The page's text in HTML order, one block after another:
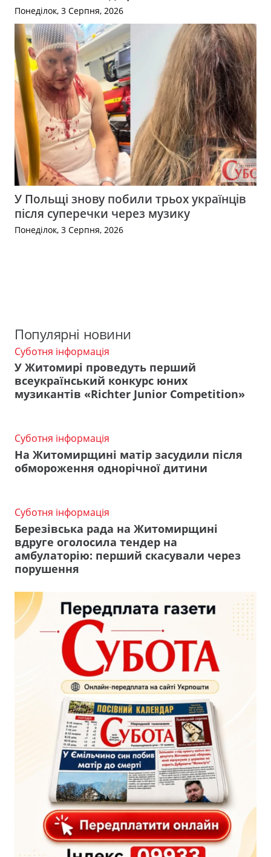
Понеділок, 3 Серпня, 2026
У Польщі знову побили трьох українців
після суперечки через музику
Понеділок, 3 Серпня, 2026
Популярні новини
Суботня інформація
У Житомирі проведуть перший
всеукраїнський конкурс юних
музикантів «Richter Junior Competition»
Суботня інформація
На Житомирщині матір засудили після
обмороження однорічної дитини
Суботня інформація
Березівська рада на Житомирщині
вдруге оголосила тендер на
амбулаторію: перший скасували через
порушення